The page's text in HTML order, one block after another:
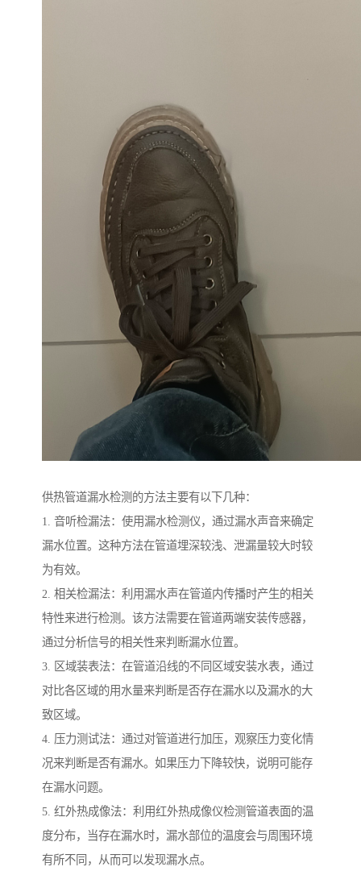
供热管道漏水检测的方法主要有以下几种：
1. 音听检漏法：使用漏水检测仪，通过漏水声音来确定
漏水位置。这种方法在管道埋深较浅、泄漏量较大时较
为有效。
2. 相关检漏法：利用漏水声在管道内传播时产生的相关
特性来进行检测。该方法需要在管道两端安装传感器，
通过分析信号的相关性来判断漏水位置。
3. 区域装表法：在管道沿线的不同区域安装水表，通过
对比各区域的用水量来判断是否存在漏水以及漏水的大
致区域。
4. 压力测试法：通过对管道进行加压，观察压力变化情
况来判断是否有漏水。如果压力下降较快，说明可能存
在漏水问题。
5. 红外热成像法：利用红外热成像仪检测管道表面的温
度分布，当存在漏水时，漏水部位的温度会与周围环境
有所不同，从而可以发现漏水点。